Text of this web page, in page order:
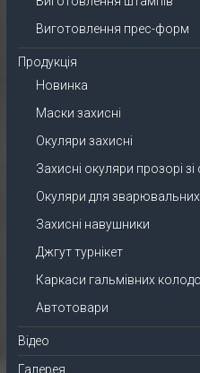
Виготовлення прес-форм
Продукція
Новинка
Маски захисні
Окуляри захисні
Захисні окуляри прозорі
Окуляри для
Захисні навушники
Джгут турнікет
Каркаси гальмівних
Автотовари
Відео
Галерея